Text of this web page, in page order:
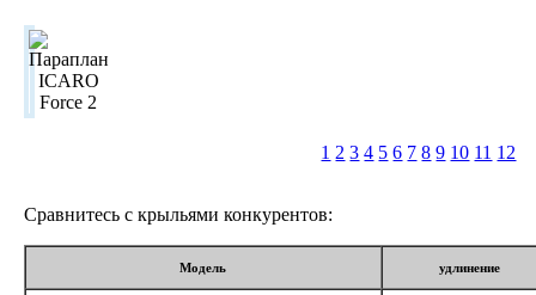
1 2 3 4 5 6 7 8 9 10 11 12
Сравнитесь с крыльями конкурентов:
Модель удлинение